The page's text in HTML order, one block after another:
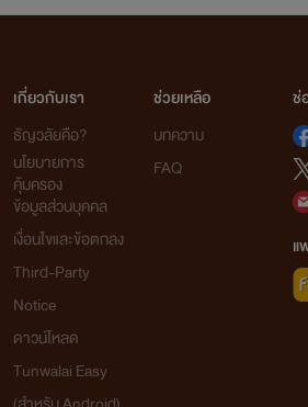
เกี่ยวกับเรา
ธัญวลัยคือ?
นโยบายการ
คุ้มครอง
ข้อมูลส่วนบุคคล
เงื่อนไขและข้อตกลง
Third-Party
Notice
ดาวน์โหลด
Tunwalai Easy
ช่วยเหลือ
บทความ
FAQ
ช่
แ